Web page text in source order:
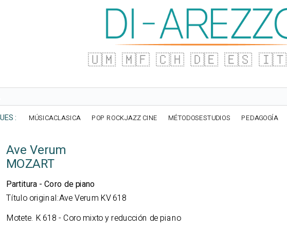
🇺🇲 🇲🇫 🇨🇭 🇩🇪 🇪🇸 🇮🇹
: MÚSICACLASICA POP ROCKJAZZ CINE MÉTODOSESTUDIOS PEDAGOGÍA
Ave Verum
MOZART
Partitura - Coro de piano
Título original:Ave Verum KV 618
Motete. K 618 - Coro mixto y reducción de piano